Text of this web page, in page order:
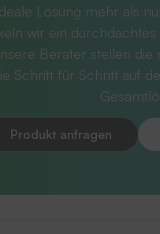
Lösung mehr als
wir ein
Berater stellen
Schritt für Schritt auf
Produkt anfragen